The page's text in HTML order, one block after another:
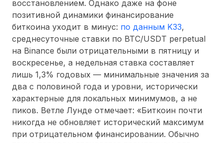
восстановлением. Однако даже на фоне
позитивной динамики финансирование
биткоина уходит в минус: по данным K33,
среднесуточные ставки по BTC/USDT perpetual
на Binance были отрицательными в пятницу и
воскресенье, а недельная ставка составляет
лишь 1,3% годовых — минимальные значения за
два с половиной года и уровни, исторически
характерные для локальных минимумов, а не
пиков. Ветле Лунде отмечает: «Биткоин почти
никогда не обновляет исторический максимум
при отрицательном финансировании. Обычно